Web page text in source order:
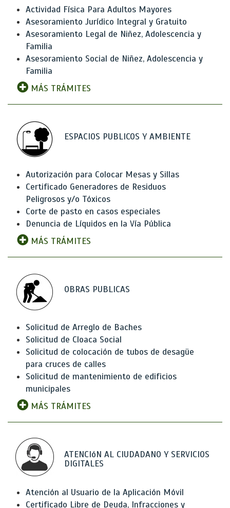
Actividad Física Para Adultos Mayores
Asesoramiento Jurídico Integral y Gratuito
Asesoramiento Legal de Niñez, Adolescencia y
Familia
Asesoramiento Social de Niñez, Adolescencia y
Familia
MÁS TRÁMITES
ESPACIOS PUBLICOS Y AMBIENTE
Autorización para Colocar Mesas y Sillas
Certificado Generadores de Residuos
Peligrosos y/o Tóxicos
Corte de pasto en casos especiales
Denuncia de Líquidos en la Vía Pública
MÁS TRÁMITES
OBRAS PUBLICAS
Solicitud de Arreglo de Baches
Solicitud de Cloaca Social
Solicitud de colocación de tubos de desagüe
para cruces de calles
Solicitud de mantenimiento de edificios
municipales
MÁS TRÁMITES
ATENCIóN AL CIUDADANO Y SERVICIOS
DIGITALES
Atención al Usuario de la Aplicación Móvil
Certificado Libre de Deuda, Infracciones y